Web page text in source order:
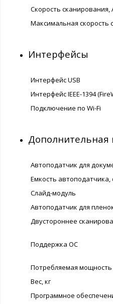
Скорость сканирования,
Максимальная скорость
Интерфейсы
Интерфейс USB
Интерфейс IEEE-1394
Подключение по Wi-Fi
Автоподатчик для
Емкость автоподатчика,
Слайд-модуль
Автоподатчик для
Двустороннее
Поддержка ОС
Потребляемая мощность
Вес, кг
Программное